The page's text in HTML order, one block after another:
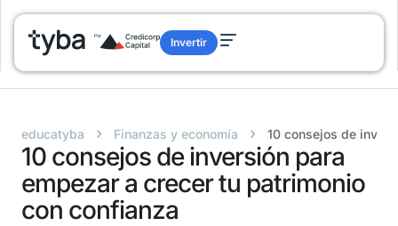
Invertir
educatyba › Finanzas y economía › 10 consejos de
10 consejos de inversión para
empezar a crecer tu patrimonio
con confianza